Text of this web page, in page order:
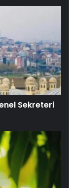
Sekreteri